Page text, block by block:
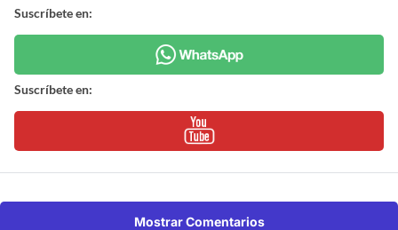
Suscríbete en:
Suscríbete en:
Mostrar Comentarios